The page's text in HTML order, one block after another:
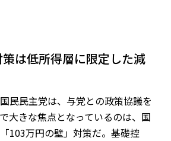
JP EN
は低所得層に限定した減
民民主党は、与党との政策協議を
大きな焦点となっているのは、国
103万円の壁」対策だ。基礎控